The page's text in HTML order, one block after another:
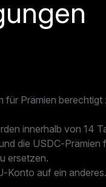
für Prämien berechtigt
innerhalb von 14
die USDC-Prämien
ersetzen.
Konto auf ein anderes.